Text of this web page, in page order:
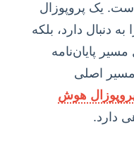
یک پروپوزال
به دنبال دارد، بلکه
پایان‌نامه
مسیر اصلی
هوش
دارد.